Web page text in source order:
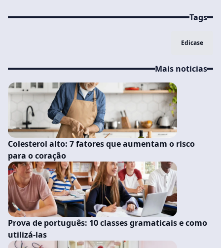
Tags
Edicase
Mais noticias
Colesterol alto: 7 fatores que aumentam o risco
para o coração
Prova de português: 10 classes gramaticais e como
utilizá-las